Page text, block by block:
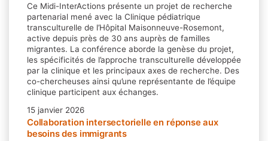
Ce Midi-InterActions présente un projet de recherche
partenarial mené avec la Clinique pédiatrique
transculturelle de l’Hôpital Maisonneuve-Rosemont,
active depuis près de 30 ans auprès de familles
migrantes. La conférence aborde la genèse du projet,
les spécificités de l’approche transculturelle développée
par la clinique et les principaux axes de recherche. Des
co-chercheuses ainsi qu’une représentante de l’équipe
clinique participent aux échanges.
15 janvier 2026
Collaboration intersectorielle en réponse aux
besoins des immigrants